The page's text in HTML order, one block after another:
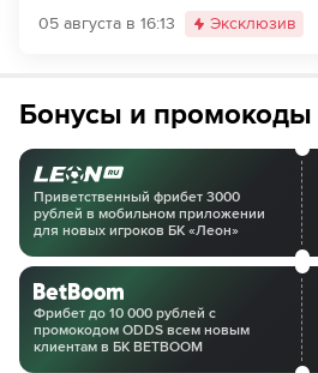
05 августа в 16:13 Эксклюзив
Бонусы и промокоды
Приветственный фрибет 3000
рублей в мобильном приложении
для новых игроков БК «Леон»
Фрибет до 10 000 рублей с
промокодом ODDS всем новым
клиентам в БК BETBOOM